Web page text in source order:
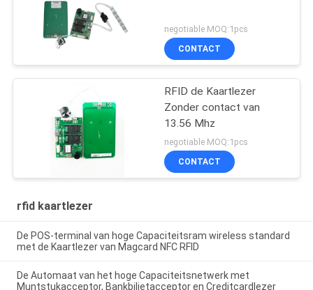
negotiable MOQ:1pcs
CONTACT
RFID de Kaartlezer
Zonder contact van
13.56 Mhz
negotiable MOQ:1pcs
CONTACT
rfid kaartlezer
De POS-terminal van hoge Capaciteitsram wireless standard
met de Kaartlezer van Magcard NFC RFID
De Automaat van het hoge Capaciteitsnetwerk met
Muntstukacceptor, Bankbiljetacceptor en Creditcardlezer